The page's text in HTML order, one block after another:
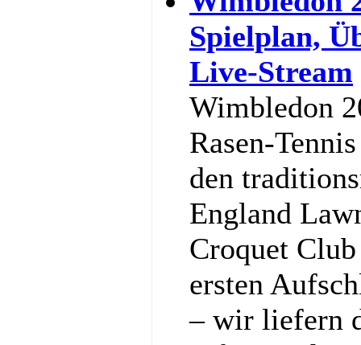
Spielplan,
Live-Stream
Wimbledon
Rasen-
den
England
Croquet
ersten
– wir liefern